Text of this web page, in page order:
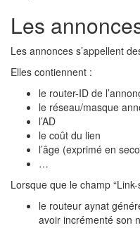
Les
Les annonces s’appellent
Elles contiennent :
le router-ID de
le réseau/masque
l’AD
le coût du lien
l’âge (exprimé en
…
Lorsque que le champ
le routeur aynat
avoir incrémenté son